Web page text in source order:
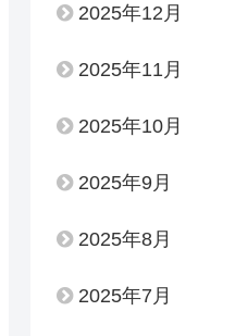
2025年12月
2025年11月
2025年10月
2025年9月
2025年8月
2025年7月